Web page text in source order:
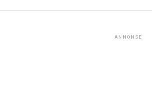
ANNONSE